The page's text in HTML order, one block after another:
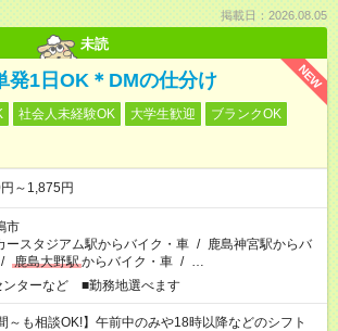
掲載日：2026.08.05
未読
NEW
発1日OK＊DMの仕分け
社会人未経験OK 大学生歓迎
ブランクOK
～1,875円
市
ースタジアム駅からバイク・車 / 鹿島神宮駅からバ
/ 鹿島大野駅からバイク・車 / …
ンターなど ■勤務地選べます
～も相談OK!】午前中のみや18時以降などのシフト